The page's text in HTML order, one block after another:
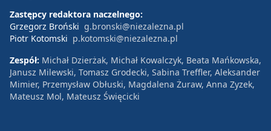
Zastępcy redaktora naczelnego:
Grzegorz Broński g.bronski@niezalezna.pl
Piotr Kotomski p.kotomski@niezalezna.pl
Zespół: Michał Dzierżak, Michał Kowalczyk, Beata Mańkowska,
Janusz Milewski, Tomasz Grodecki, Sabina Treffler, Aleksander
Mimier, Przemysław Obłuski, Magdalena Żuraw, Anna Zyzek,
Mateusz Mol, Mateusz Święcicki